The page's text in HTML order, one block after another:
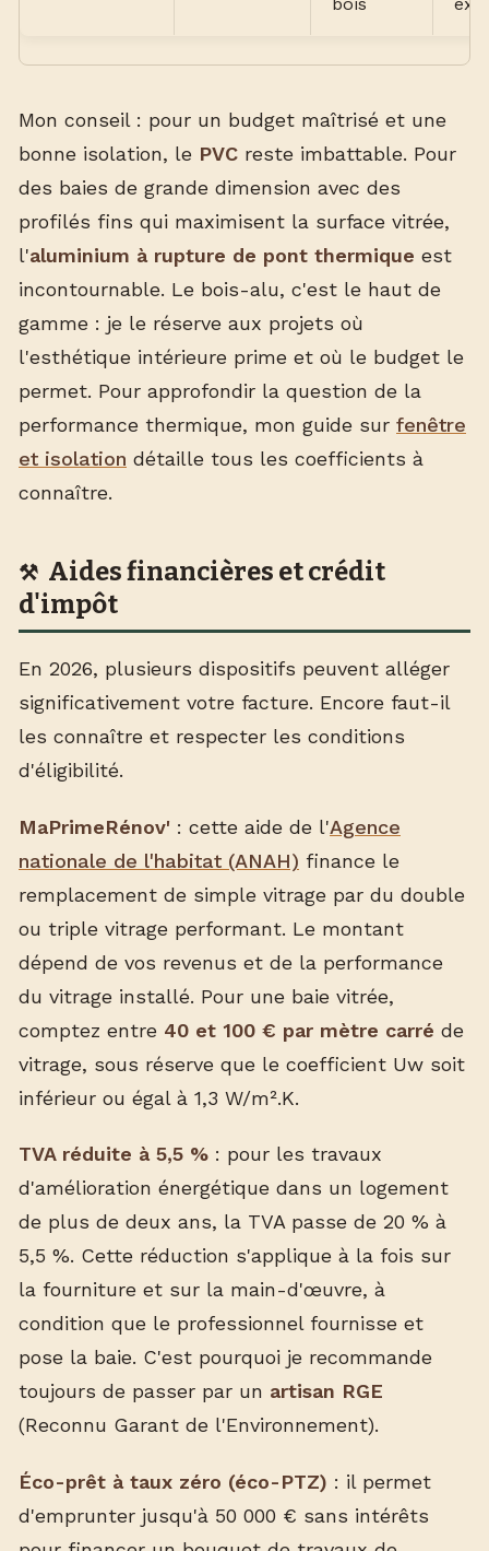
bois
Mon conseil : pour un budget maîtrisé et une
bonne isolation, le PVC reste imbattable. Pour
des baies de grande dimension avec des
profilés fins qui maximisent la surface vitrée,
l'aluminium à rupture de pont thermique est
incontournable. Le bois-alu, c'est le haut de
gamme : je le réserve aux projets où
l'esthétique intérieure prime et où le budget le
permet. Pour approfondir la question de la
performance thermique, mon guide sur fenêtre
et isolation détaille tous les coefficients à
connaître.
Aides financières et crédit
d'impôt
En 2026, plusieurs dispositifs peuvent alléger
significativement votre facture. Encore faut-il
les connaître et respecter les conditions
d'éligibilité.
MaPrimeRénov' : cette aide de l'Agence
nationale de l'habitat (ANAH) finance le
remplacement de simple vitrage par du double
ou triple vitrage performant. Le montant
dépend de vos revenus et de la performance
du vitrage installé. Pour une baie vitrée,
comptez entre 40 et 100 € par mètre carré de
vitrage, sous réserve que le coefficient Uw soit
inférieur ou égal à 1,3 W/m².K.
TVA réduite à 5,5 % : pour les travaux
d'amélioration énergétique dans un logement
de plus de deux ans, la TVA passe de 20 % à
5,5 %. Cette réduction s'applique à la fois sur
la fourniture et sur la main-d'œuvre, à
condition que le professionnel fournisse et
pose la baie. C'est pourquoi je recommande
toujours de passer par un artisan RGE
(Reconnu Garant de l'Environnement).
Éco-prêt à taux zéro (éco-PTZ) : il permet
d'emprunter jusqu'à 50 000 € sans intérêts